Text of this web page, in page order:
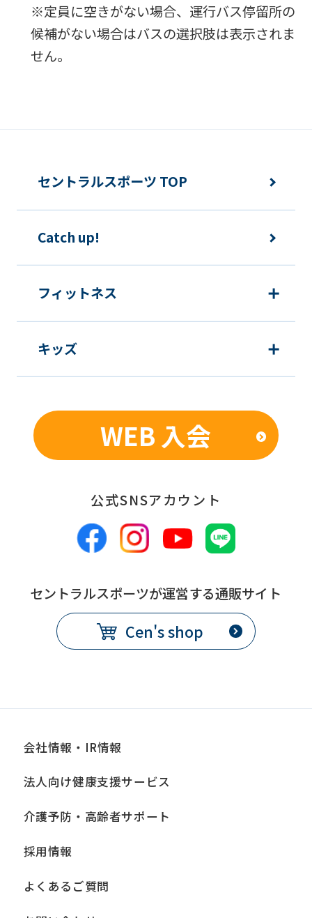
※定員に空きがない場合、運行バス停留所の
候補がない場合はバスの選択肢は表示されま
せん。
セントラルスポーツ TOP
Catch up!
フィットネス
キッズ
WEB 入会
公式SNSアカウント
セントラルスポーツが運営する通販サイト
Cen's shop
会社情報・IR情報
法人向け健康支援サービス
介護予防・高齢者サポート
採用情報
よくあるご質問